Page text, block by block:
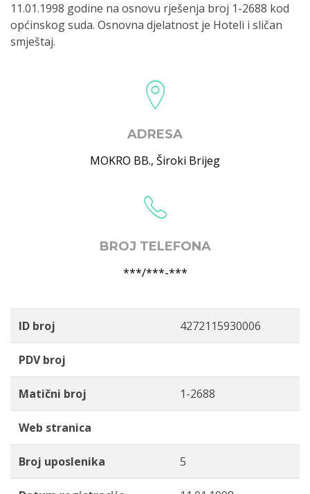
11.01.1998 godine na osnovu rješenja broj 1-2688 kod
općinskog suda. Osnovna djelatnost je Hoteli i sličan
smještaj.
ADRESA
MOKRO BB., Široki Brijeg
BROJ TELEFONA
***/***-***
ID broj 4272115930006
PDV broj
Matični broj 1-2688
Web stranica
Broj uposlenika 5